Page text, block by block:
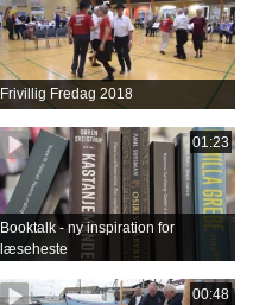
Frivillig Fredag 2018
01:23
Booktalk - ny inspiration for
læseheste
00:48